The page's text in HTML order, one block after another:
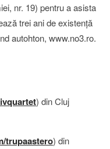
nr. 19) pentru a asista
trei ani de existenţă
autohton, www.no3.ro.
) din Cluj
trupaastero) din